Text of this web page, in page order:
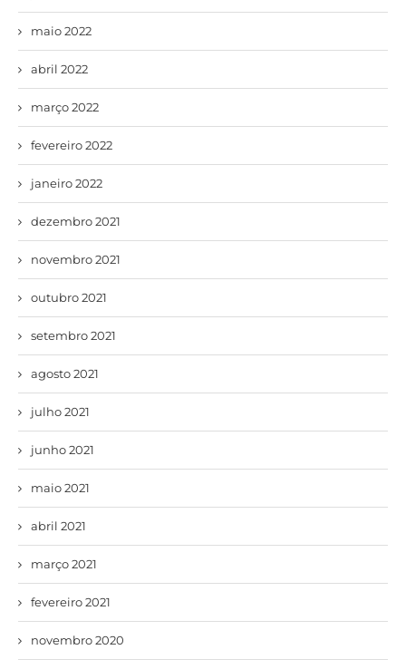
maio 2022
abril 2022
março 2022
fevereiro 2022
janeiro 2022
dezembro 2021
novembro 2021
outubro 2021
setembro 2021
agosto 2021
julho 2021
junho 2021
maio 2021
abril 2021
março 2021
fevereiro 2021
novembro 2020